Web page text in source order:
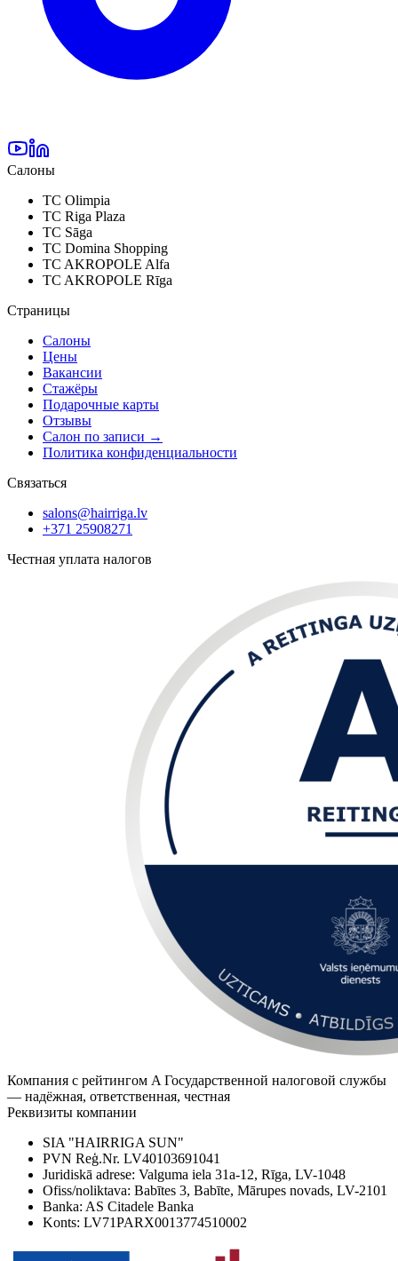
Салоны
TC Olimpia
TC Riga Plaza
TC Sāga
TC Domina Shopping
TC AKROPOLE Alfa
TC AKROPOLE Rīga
Страницы
Салоны
Цены
Вакансии
Стажёры
Подарочные карты
Отзывы
Салон по записи →
Политика конфиденциальности
Связаться
salons@hairriga.lv
+371 25908271
Честная уплата налогов
Компания с рейтингом A Государственной налоговой службы
— надёжная, ответственная, честная
Реквизиты компании
SIA "HAIRRIGA SUN"
PVN Reģ.Nr. LV40103691041
Juridiskā adrese: Valguma iela 31a-12, Rīga, LV-1048
Ofiss/noliktava: Babītes 3, Babīte, Mārupes novads, LV-2101
Banka: AS Citadele Banka
Konts: LV71PARX0013774510002